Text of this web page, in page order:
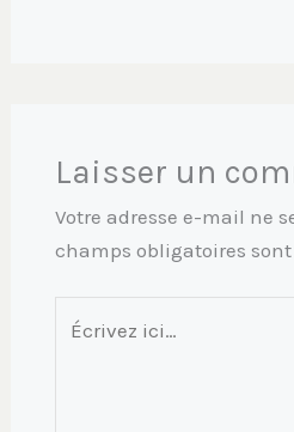
Laisser un
Votre adresse e-mail ne
champs obligatoires